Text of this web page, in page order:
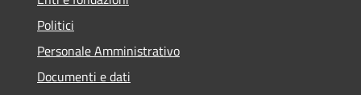
Politici
Personale Amministrativo
Documenti e dati